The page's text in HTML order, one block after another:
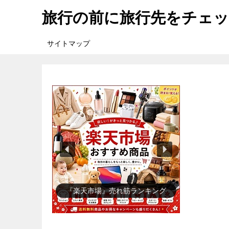
旅行の前に旅行先をチェ
サイトマップ
『楽天市場』売れ筋ランキング